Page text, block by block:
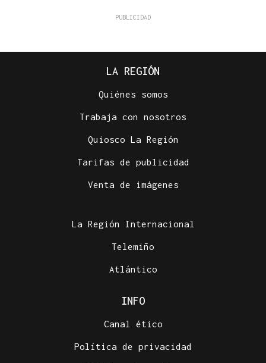
LA REGIÓN
Quiénes somos
Trabaja con nosotros
Quiosco La Región
Tarifas de publicidad
Venta de imágenes
La Región Internacional
Telemiño
Atlántico
INFO
Canal ético
Política de privacidad